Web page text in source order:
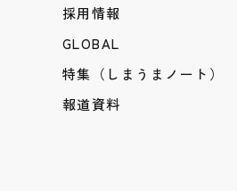
採用情報
GLOBAL
特集（しまうまノート）
報道資料